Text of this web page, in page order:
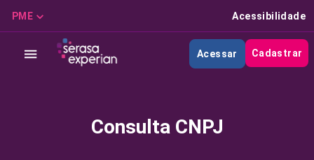
PME Acessibilidade
Acessar Cadastrar
Consulta CNPJ